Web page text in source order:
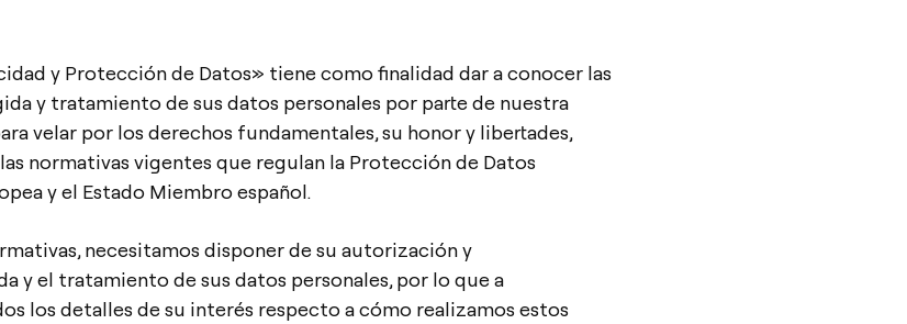
y Protección de Datos» tiene como finalidad dar a conocer las
y tratamiento de sus datos personales por parte de nuestra
velar por los derechos fundamentales, su honor y libertades,
normativas vigentes que regulan la Protección de Datos
y el Estado Miembro español.
necesitamos disponer de su autorización y
y el tratamiento de sus datos personales, por lo que a
los detalles de su interés respecto a cómo realizamos estos